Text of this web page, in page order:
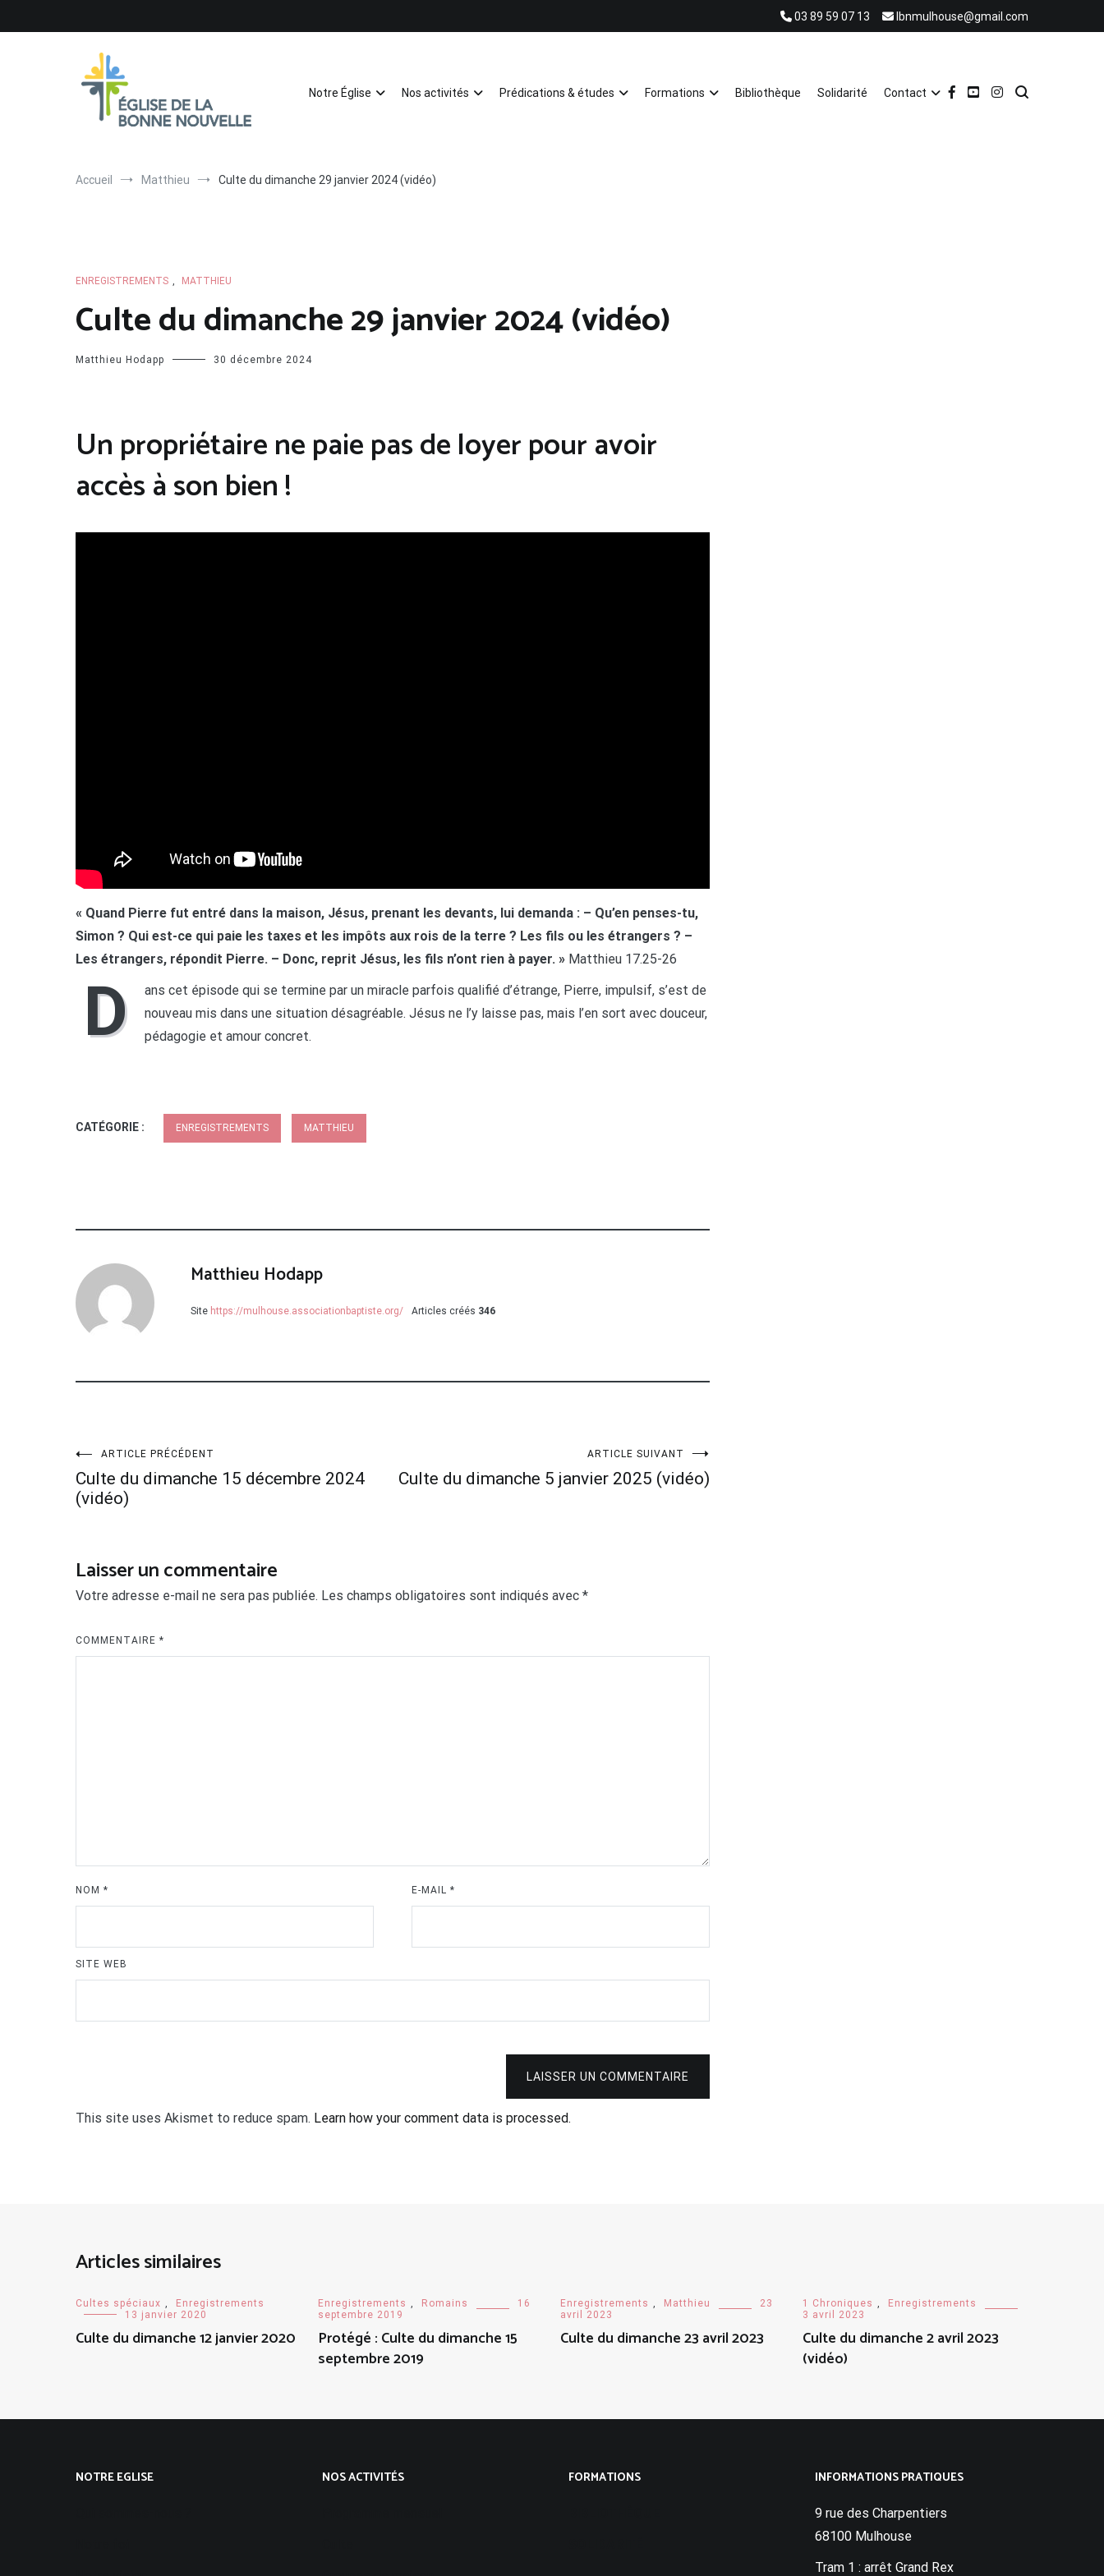
03 89 59 07 13 lbnmulhouse@gmail.com
Notre Église Nos activités Prédications & études Formations Bibliothèque Solidarité Contact
Accueil Matthieu Culte du dimanche 29 janvier 2024 (vidéo)
ENREGISTREMENTS , MATTHIEU
Culte du dimanche 29 janvier 2024 (vidéo)
Matthieu Hodapp 30 décembre 2024
Un propriétaire ne paie pas de loyer pour avoir
accès à son bien !
« Quand Pierre fut entré dans la maison, Jésus, prenant les devants, lui demanda : – Qu’en penses-tu,
Simon ? Qui est-ce qui paie les taxes et les impôts aux rois de la terre ? Les fils ou les étrangers ? –
Les étrangers, répondit Pierre. – Donc, reprit Jésus, les fils n’ont rien à payer. » Matthieu 17.25-26
D
ans cet épisode qui se termine par un miracle parfois qualifié d’étrange, Pierre, impulsif, s’est de
nouveau mis dans une situation désagréable. Jésus ne l’y laisse pas, mais l’en sort avec douceur,
pédagogie et amour concret.
CATÉGORIE : ENREGISTREMENTS MATTHIEU
Matthieu Hodapp
Site https://mulhouse.associationbaptiste.org/ Articles créés 346
Navigation
de
l’article
ARTICLE PRÉCÉDENT
Culte du dimanche 15 décembre 2024
(vidéo)
ARTICLE SUIVANT
Culte du dimanche 5 janvier 2025 (vidéo)
Laisser un commentaire
Votre adresse e-mail ne sera pas publiée. Les champs obligatoires sont indiqués avec *
COMMENTAIRE *
NOM * E-MAIL*
SITE WEB
LAISSER UN COMMENTAIRE
This site uses Akismet to reduce spam. Learn how your comment data is processed.
Articles similaires
Cultes spéciaux ,
Enregistrements
13 janvier 2020
Culte du dimanche 12 janvier 2020
Enregistrements , Romains
16
septembre 2019
Protégé : Culte du dimanche 15
septembre 2019
Enregistrements , Matthieu
23
avril 2023
Culte du dimanche 23 avril 2023
1 Chroniques ,
Enregistrements
3 avril 2023
Culte du dimanche 2 avril 2023
(vidéo)
NOTRE EGLISE NOS ACTIVITÉS FORMATIONS INFORMATIONS PRATIQUES
9 rue des Charpentiers
68100 Mulhouse
Tram 1 : arrêt Grand Rex